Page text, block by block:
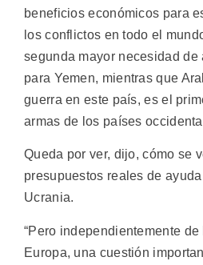
beneficios económicos para
los conflictos en todo el
segunda mayor necesidad
para Yemen, mientras que
guerra en este país, es el
armas de los países
Queda por ver, dijo, cómo se
presupuestos reales de
Ucrania.
“Pero independientemente
Europa, una cuestión